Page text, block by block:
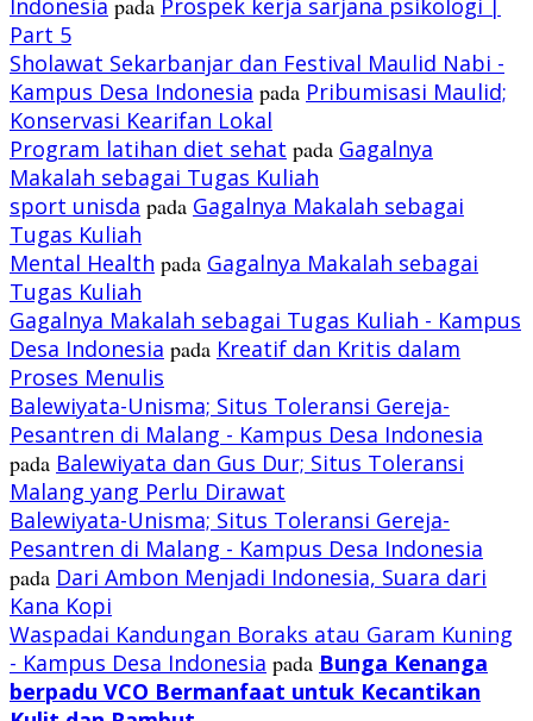
Indonesia pada Prospek kerja sarjana psikologi |
Part 5
Sholawat Sekarbanjar dan Festival Maulid Nabi -
Kampus Desa Indonesia pada Pribumisasi Maulid;
Konservasi Kearifan Lokal
Program latihan diet sehat pada Gagalnya
Makalah sebagai Tugas Kuliah
sport unisda pada Gagalnya Makalah sebagai
Tugas Kuliah
Mental Health pada Gagalnya Makalah sebagai
Tugas Kuliah
Gagalnya Makalah sebagai Tugas Kuliah - Kampus
Desa Indonesia pada Kreatif dan Kritis dalam
Proses Menulis
Balewiyata-Unisma; Situs Toleransi Gereja-
Pesantren di Malang - Kampus Desa Indonesia
pada Balewiyata dan Gus Dur; Situs Toleransi
Malang yang Perlu Dirawat
Balewiyata-Unisma; Situs Toleransi Gereja-
Pesantren di Malang - Kampus Desa Indonesia
pada Dari Ambon Menjadi Indonesia, Suara dari
Kana Kopi
Waspadai Kandungan Boraks atau Garam Kuning
- Kampus Desa Indonesia pada Bunga Kenanga
berpadu VCO Bermanfaat untuk Kecantikan